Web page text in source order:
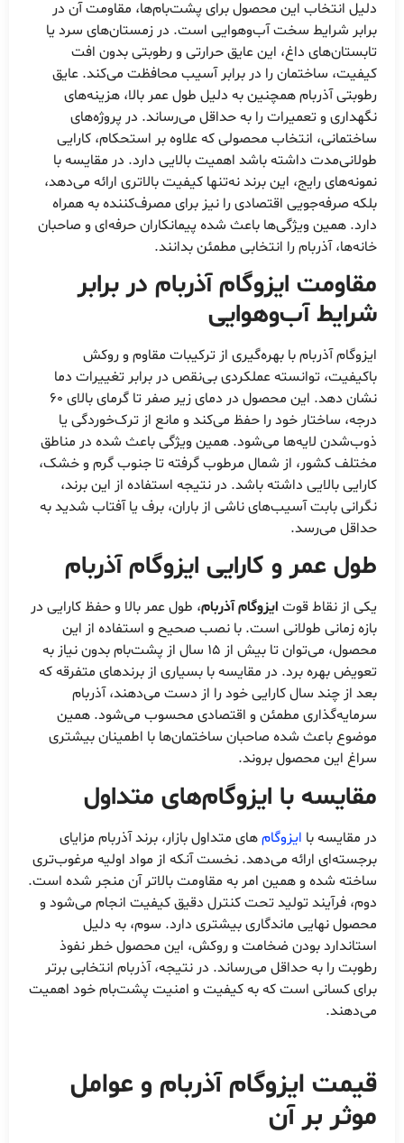
دلیل انتخاب این محصول برای پشت‌بام‌ها، مقاومت آن در
برابر شرایط سخت آب‌وهوایی است. در زمستان‌های سرد یا
تابستان‌های داغ، این عایق حرارتی و رطوبتی بدون افت
کیفیت، ساختمان را در برابر آسیب محافظت می‌کند. عایق
رطوبتی آذربام همچنین به دلیل طول عمر بالا، هزینه‌های
نگهداری و تعمیرات را به حداقل می‌رساند. در پروژه‌های
ساختمانی، انتخاب محصولی که علاوه بر استحکام، کارایی
طولانی‌مدت داشته باشد اهمیت بالایی دارد. در مقایسه با
نمونه‌های رایج، این برند نه‌تنها کیفیت بالاتری ارائه می‌دهد،
بلکه صرفه‌جویی اقتصادی را نیز برای مصرف‌کننده به همراه
دارد. همین ویژگی‌ها باعث شده پیمانکاران حرفه‌ای و صاحبان
خانه‌ها، آذربام را انتخابی مطمئن بدانند.
مقاومت ایزوگام آذربام در برابر
شرایط آب‌وهوایی
ایزوگام آذربام با بهره‌گیری از ترکیبات مقاوم و روکش
باکیفیت، توانسته عملکردی بی‌نقص در برابر تغییرات دما
نشان دهد. این محصول در دمای زیر صفر تا گرمای بالای ۶۰
درجه، ساختار خود را حفظ می‌کند و مانع از ترک‌خوردگی یا
ذوب‌شدن لایه‌ها می‌شود. همین ویژگی باعث شده در مناطق
مختلف کشور، از شمال مرطوب گرفته تا جنوب گرم و خشک،
کارایی بالایی داشته باشد. در نتیجه استفاده از این برند،
نگرانی بابت آسیب‌های ناشی از باران، برف یا آفتاب شدید به
حداقل می‌رسد.
طول عمر و کارایی ایزوگام آذربام
یکی از نقاط قوت ایزوگام آذربام، طول عمر بالا و حفظ کارایی در
بازه زمانی طولانی است. با نصب صحیح و استفاده از این
محصول، می‌توان تا بیش از ۱۵ سال از پشت‌بام بدون نیاز به
تعویض بهره برد. در مقایسه با بسیاری از برندهای متفرقه که
بعد از چند سال کارایی خود را از دست می‌دهند، آذربام
سرمایه‌گذاری مطمئن و اقتصادی محسوب می‌شود. همین
موضوع باعث شده صاحبان ساختمان‌ها با اطمینان بیشتری
سراغ این محصول بروند.
مقایسه با ایزوگام‌های متداول
در مقایسه با ایزوگامهای متداول بازار، برند آذربام مزایای
برجسته‌ای ارائه می‌دهد. نخست آنکه از مواد اولیه مرغوب‌تری
ساخته شده و همین امر به مقاومت بالاتر آن منجر شده است.
دوم، فرآیند تولید تحت کنترل دقیق کیفیت انجام می‌شود و
محصول نهایی ماندگاری بیشتری دارد. سوم، به دلیل
استاندارد بودن ضخامت و روکش، این محصول خطر نفوذ
رطوبت را به حداقل می‌رساند. در نتیجه، آذربام انتخابی برتر
برای کسانی است که به کیفیت و امنیت پشت‌بام خود اهمیت
می‌دهند.
قیمت ایزوگام آذربام و عوامل
موثر بر آن